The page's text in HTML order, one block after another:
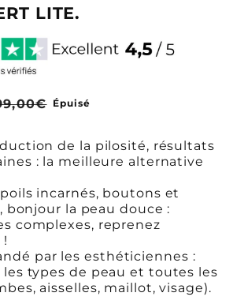
LITE.
Épuisé
de la pilosité, résultats
: la meilleure alternative
incarnés, boutons et
bonjour la peau douce :
complexes, reprenez
par les esthéticiennes :
types de peau et toutes les
aisselles, maillot, visage).